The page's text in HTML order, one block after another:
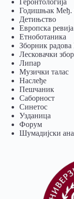
Геронтологија
Годишњак Међ.
Детињство
Европска
Eтноботаника
Зборник
Лесковачки
Липар
Музички талас
Наслеђе
Пешчаник
Саборност
Синетос
Узданица
Форум
Шумадијски